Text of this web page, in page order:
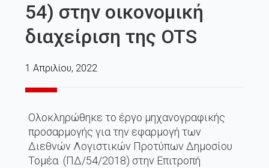
54) στην οικονομική
διαχείριση της OTS
1 Απριλίου, 2022
Ολοκληρώθηκε το έργο μηχανογραφικής
προσαρμογής για την εφαρμογή των
Διεθνών Λογιστικών Προτύπων Δημοσίου
Τομέα (ΠΔ/54/2018) στην Επιτροπή